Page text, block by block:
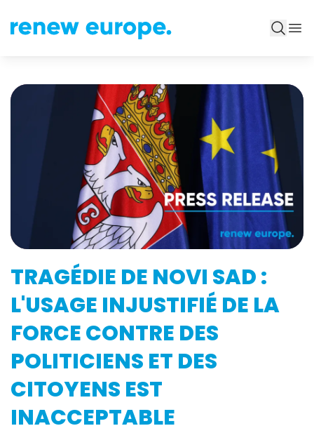
TRAGÉDIE DE NOVI SAD :
L'USAGE INJUSTIFIÉ DE LA
FORCE CONTRE DES
POLITICIENS ET DES
CITOYENS EST
INACCEPTABLE